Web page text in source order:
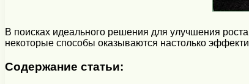
В поисках идеального решения для улучшения
некоторые способы оказываются настолько
Содержание статьи: